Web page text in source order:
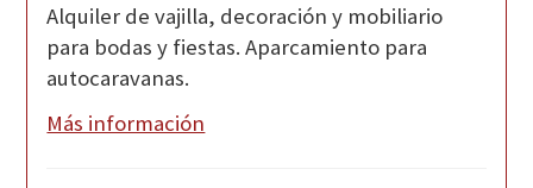
Alquiler de vajilla, decoración y mobiliario
para bodas y fiestas. Aparcamiento para
autocaravanas.
Más información